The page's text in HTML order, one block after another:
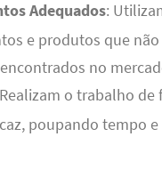
Adequados:
e produtos que não
no
o trabalho de
poupando tempo e